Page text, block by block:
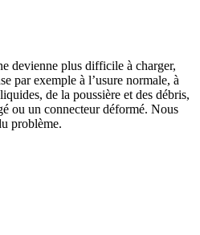
devienne plus difficile à charger,
par exemple à l’usure normale, à
de la poussière et des débris,
ou un connecteur déformé. Nous
problème.